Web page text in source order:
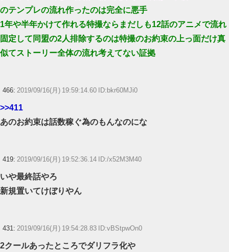
のテンプレの流れ作ったのは完全に悪手
1年や半年かけて作れる特撮ならまだしも12話のアニメで流れ
固定して同盟の2人排除するのは特撮のお約束の上っ面だけ真
似てストーリー全体の流れ考えてない証拠
466: 2019/09/16(月) 19:59:14.60 ID:bkr60MJi0
>>411
あのお約束は話数稼ぐ為のもんなのにな
419: 2019/09/16(月) 19:52:36.14 ID:/x52M3M40
いや最終話やろ
新規置いてけぼりやん
431: 2019/09/16(月) 19:54:28.83 ID:vBStpwOn0
2クールあったところでダリフラ化や